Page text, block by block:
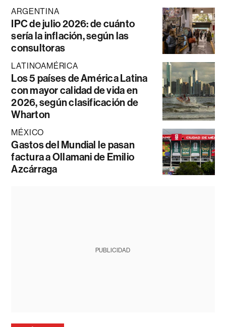
ARGENTINA
IPC de julio 2026: de cuánto
sería la inflación, según las
consultoras
LATINOAMÉRICA
Los 5 países de América Latina
con mayor calidad de vida en
2026, según clasificación de
Wharton
MÉXICO
Gastos del Mundial le pasan
factura a Ollamani de Emilio
Azcárraga
PUBLICIDAD